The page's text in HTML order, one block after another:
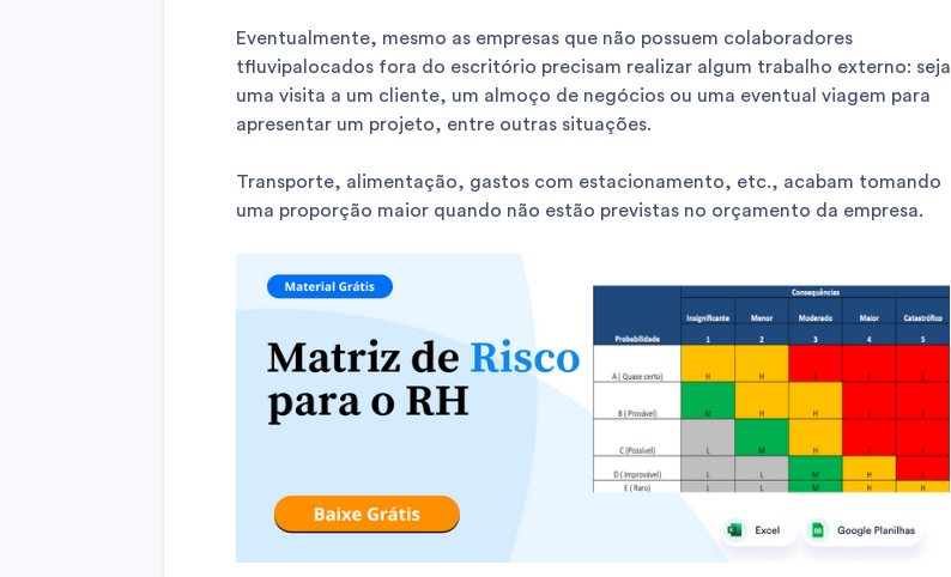
Eventualmente, mesmo as empresas que não possuem colaboradores
tfluvipalocados fora do escritório precisam realizar algum trabalho externo: seja
uma visita a um cliente, um almoço de negócios ou uma eventual viagem para
apresentar um projeto, entre outras situações.
Transporte, alimentação, gastos com estacionamento, etc., acabam tomando
uma proporção maior quando não estão previstas no orçamento da empresa.